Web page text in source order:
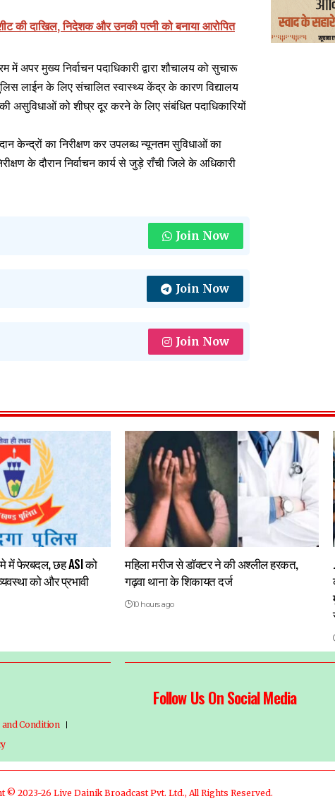
की दाखिल, निदेशक और उनकी पत्नी को बनाया आरोपित
अपर मुख्य निर्वाचन पदाधिकारी द्वारा शौचालय को सुचारू
लाईन के लिए संचालित स्वास्थ्य केंद्र के कारण विद्यालय
असुविधाओं को शीघ्र दूर करने के लिए संबंधित पदाधिकारियों
केन्द्रों का निरीक्षण कर उपलब्ध न्यूनतम सुविधाओं का
के दौरान निर्वाचन कार्य से जुड़े राँची जिले के अधिकारी
Join Now
Join Now
Join Now
में फेरबदल, छह ASI को
को और प्रभावी
महिला मरीज से डॉक्टर ने की अश्लील हरकत,
गढ़वा थाना के शिकायत दर्ज
10 hours ago
Condition
Follow Us On Social Media
© 2023-26 Live Dainik Broadcast Pvt. Ltd., All Rights Reserved.